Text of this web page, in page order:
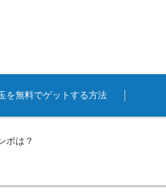
を無料でゲットする方法
ボは？